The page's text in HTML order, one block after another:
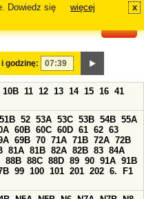
Dowiedz się
więcej x
i godzinę:
10B 11 12 13 14 15 16 41
51B 52 53A 53C 53B 54B 55A
60B 60C 60D 61 62 63
69B 70 71A 71B 72A 72B
81A 81B 82A 82B 83 84A
88B 88C 88D 89 90 91A 91B
99 100 101 201 202 6.
F1